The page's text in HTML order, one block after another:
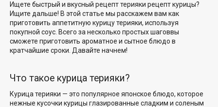
Ищете быстрый и вкусный рецепт терияки рецепт курицы?
Ищите дальше! В этой статье мы расскажем вам как
приготовить аппетитную курицу терияки, используя
покупной соус. Всего занесколько простых шаговвы
сможете приготовить ароматное и сытное блюдо в
кратчайшие сроки. Давайте начнем!
Что такое курица терияки?
Курица терияки — это популярное японское блюдо, которое
нежные кусочки курицы глазированные сладким и соленым